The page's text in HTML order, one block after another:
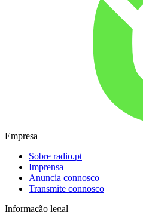
Empresa
Sobre radio.pt
Imprensa
Anuncia connosco
Transmite connosco
Informação legal